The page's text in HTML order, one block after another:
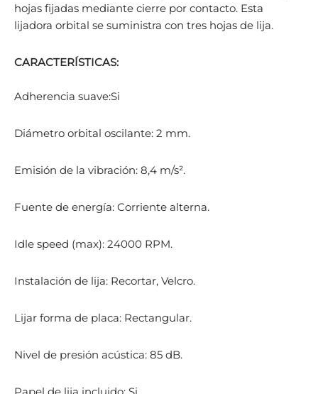
hojas fijadas mediante cierre por contacto. Esta
lijadora orbital se suministra con tres hojas de lija.
CARACTERÍSTICAS:
Adherencia suave:Si
Diámetro orbital oscilante: 2 mm.
Emisión de la vibración: 8,4 m/s².
Fuente de energía: Corriente alterna.
Idle speed (max): 24000 RPM.
Instalación de lija: Recortar, Velcro.
Lijar forma de placa: Rectangular.
Nivel de presión acústica: 85 dB.